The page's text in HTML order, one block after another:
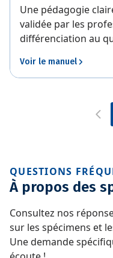
Une pédagogie
validée par les
différenciation au
Voir le manuel
QUESTIONS
À propos des
Consultez nos
sur les spécimens et
Une demande